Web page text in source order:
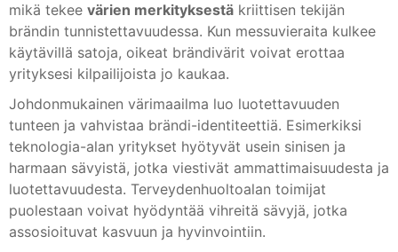
mikä tekee värien merkityksestä kriittisen tekijän
brändin tunnistettavuudessa. Kun messuvieraita kulkee
käytävillä satoja, oikeat brändivärit voivat erottaa
yrityksesi kilpailijoista jo kaukaa.
Johdonmukainen värimaailma luo luotettavuuden
tunteen ja vahvistaa brändi-identiteettiä. Esimerkiksi
teknologia-alan yritykset hyötyvät usein sinisen ja
harmaan sävyistä, jotka viestivät ammattimaisuudesta ja
luotettavuudesta. Terveydenhuoltoalan toimijat
puolestaan voivat hyödyntää vihreitä sävyjä, jotka
assosioituvat kasvuun ja hyvinvointiin.